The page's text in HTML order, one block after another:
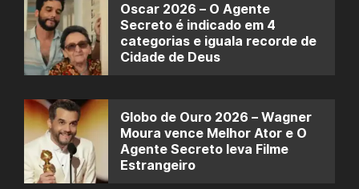
Oscar 2026 – O Agente
Secreto é indicado em 4
categorias e iguala recorde de
Cidade de Deus
Globo de Ouro 2026 – Wagner
Moura vence Melhor Ator e O
Agente Secreto leva Filme
Estrangeiro